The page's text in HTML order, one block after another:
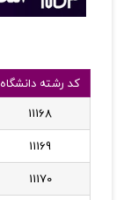
کد رشته دانشگاه
11168
11169
11170